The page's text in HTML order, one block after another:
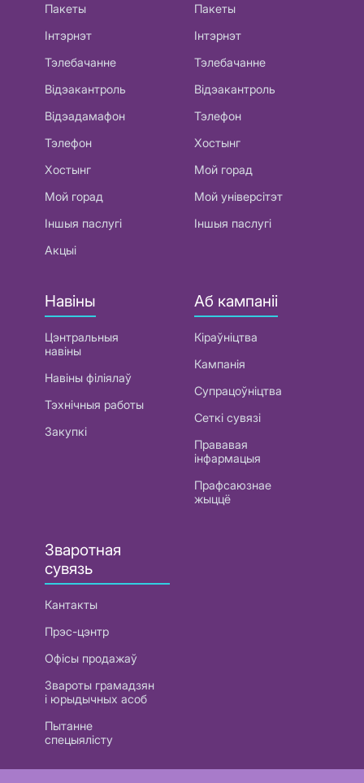
Пакеты
Інтэрнэт
Тэлебачанне
Відэакантроль
Відэадамафон
Тэлефон
Хостынг
Мой горад
Іншыя паслугі
Акцыі
Пакеты
Інтэрнэт
Тэлебачанне
Відэакантроль
Тэлефон
Хостынг
Мой горад
Мой універсітэт
Іншыя паслугі
Навіны
Цэнтральныя
навіны
Навіны філіялаў
Тэхнічныя работы
Закупкі
Аб кампаніі
Кіраўніцтва
Кампанія
Супрацоўніцтва
Сеткі сувязі
Прававая
інфармацыя
Прафсаюзнае
жыццё
Зваротная
сувязь
Кантакты
Прэс-цэнтр
Офісы продажаў
Звароты грамадзян
і юрыдычных асоб
Пытанне
спецыялісту